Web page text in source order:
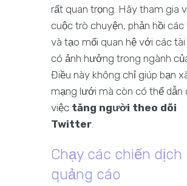
rất quan trọng. Hãy tham gia
cuộc trò chuyện, phản hồi
và tạo mối quan hệ với các tài
có ảnh hưởng trong ngành
Điều này không chỉ giúp bạn
mạng lưới mà còn có thể dẫn
việc tăng người theo dõi
Twitter.
Chạy các chiến dịch
quảng cáo